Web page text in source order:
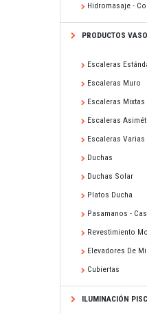
Hidromasaje -
PRODUCTOS
Escaleras
Escaleras Muro
Escaleras Mixtas
Escaleras
Escaleras Varias
Duchas
Duchas Solar
Platos Ducha
Pasamanos -
Revestimiento
Elevadores De
Cubiertas
ILUMINACIÓN